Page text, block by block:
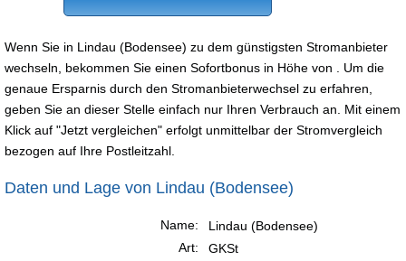
Wenn Sie in Lindau (Bodensee) zu dem günstigsten Stromanbieter
wechseln, bekommen Sie einen Sofortbonus in Höhe von . Um die
genaue Ersparnis durch den Stromanbieterwechsel zu erfahren,
geben Sie an dieser Stelle einfach nur Ihren Verbrauch an. Mit einem
Klick auf "Jetzt vergleichen" erfolgt unmittelbar der Stromvergleich
bezogen auf Ihre Postleitzahl.
Daten und Lage von Lindau (Bodensee)
Name:
Lindau (Bodensee)
Art:
GKSt